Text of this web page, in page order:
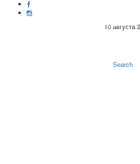
10 августа
Search